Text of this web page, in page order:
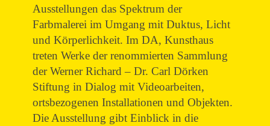
Ausstellungen das Spektrum der
Farbmalerei im Umgang mit Duktus, Licht
und Körperlichkeit. Im DA, Kunsthaus
treten Werke der renommierten Sammlung
der Werner Richard – Dr. Carl Dörken
Stiftung in Dialog mit Videoarbeiten,
ortsbezogenen Installationen und Objekten.
Die Ausstellung gibt Einblick in die